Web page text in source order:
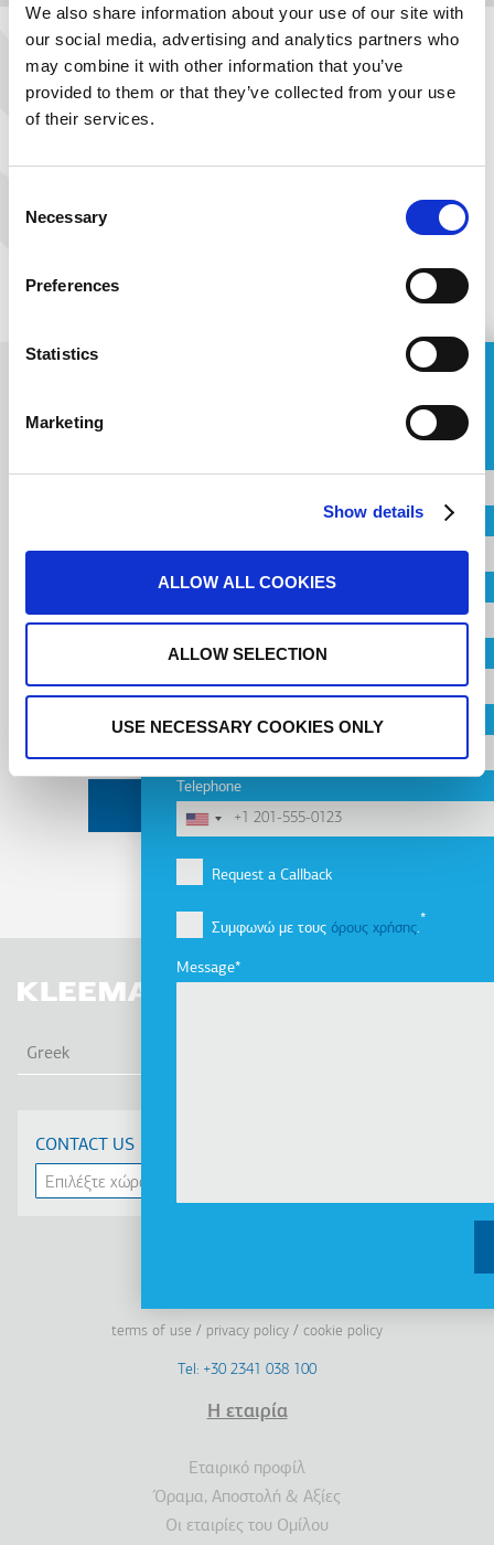
We also share information about your use of our site with
our social media, advertising and analytics partners who
may combine it with other information that you’ve
provided to them or that they’ve collected from your use
of their services.
Selection
Necessary
Preferences
Statistics
Marketing
Show details
ALLOW ALL COOKIES
ALLOW SELECTION
USE NECESSARY COOKIES ONLY
MORE
NEXT
ASK FOR A QUOTE
City
Company
Email
Telephone
Request a Callback
Συμφωνώ με τους όρους χρήσης.
Message
Εγγραφείτε στο
Newsletter
Address
Greek
CONTACT US
LinkedinFacebook
YoutubeInstagram
terms of use privacy policy cookie policy
Tel: +30 2341 038 100
Η εταιρία
Εταιρικό προφίλ
Όραμα, Αποστολή & Αξίες
Οι εταιρίες του Ομίλου